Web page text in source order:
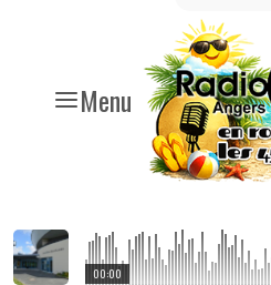
Menu
00:00